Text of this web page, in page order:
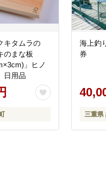
キタムラの
のまな板
」ヒノ
用品
海上釣
券
三重県